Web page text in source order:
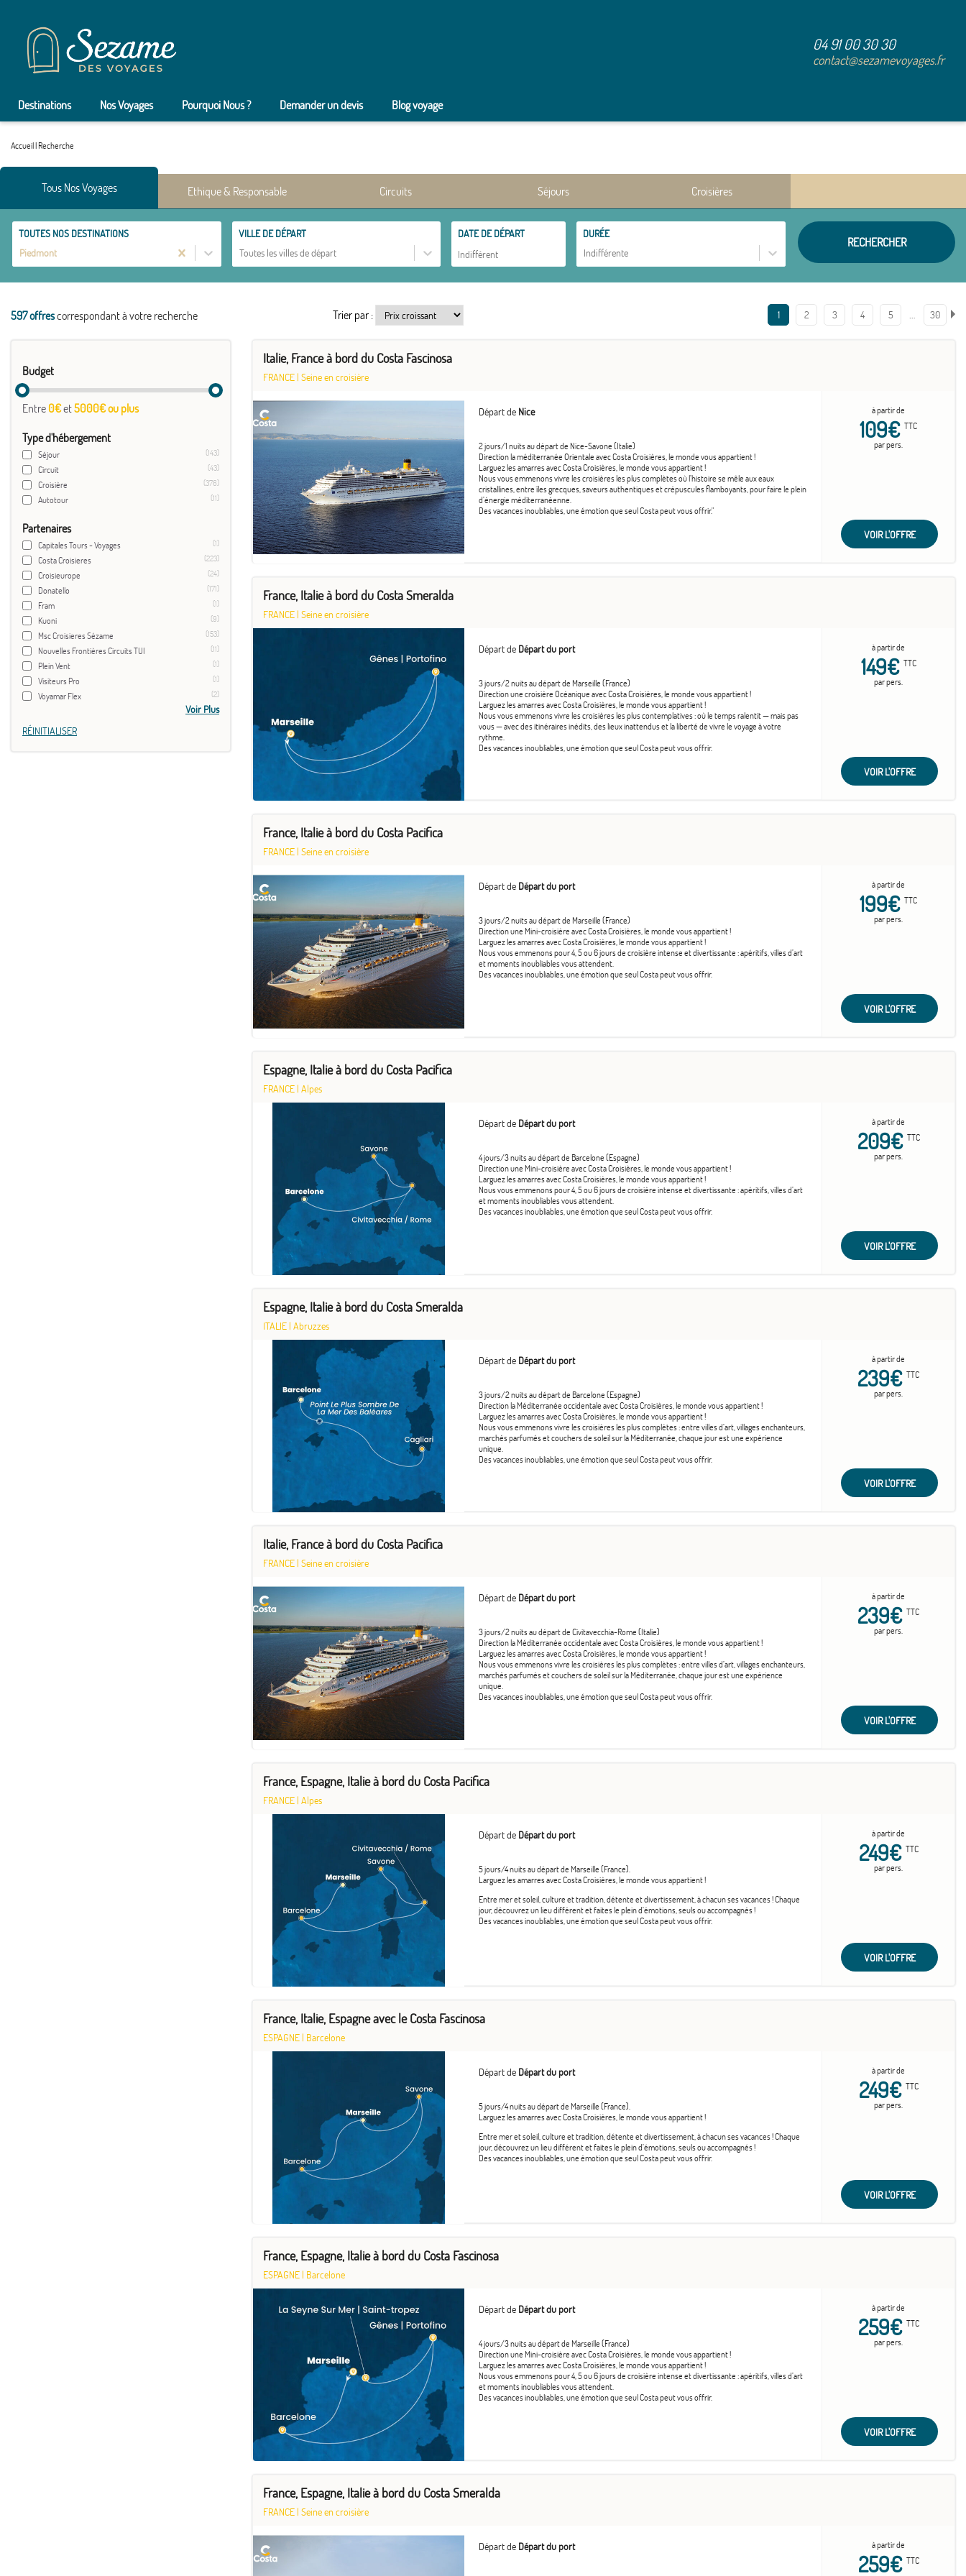
04 91 00 30 30
contact@sezamevoyages.fr
Destinations Nos Voyages Pourquoi Nous ? Demander un devis Blog voyage
Accueil| Recherche
Tous Nos Voyages Ethique & Responsable Circuits Séjours Croisières
TOUTES NOS DESTINATIONS
Piedmont
VILLE DE DÉPART
Toutes les villes de départ
DATE DE DÉPART
DURÉE
Indifférente
RECHERCHER
597 offrescorrespondant à votre recherche Trier par : 1 2 3 4 5 … 30
Budget
Entre 0€et5000€ ou plus
Type d'hébergement
Séjour (143)
Circuit (43)
Croisière (376)
Autotour (11)
Partenaires
Capitales Tours - Voyages (1)
Costa Croisieres (223)
Croisieurope (24)
Donatello (171)
Fram (1)
Kuoni (9)
Msc Croisieres Sézame (153)
Nouvelles Frontières Circuits TUI (11)
Plein Vent (1)
Visiteurs Pro (1)
Voyamar Flex (2)
Voir Plus
RÉINITIALISER
Italie, France à bord du Costa Fascinosa
FRANCE | Seine en croisière
Départ de Nice
2 jours/1 nuits au départ de Nice-Savone (Italie)
Direction la méditerranée Orientale avec Costa Croisières, le monde vous appartient !
Larguez les amarres avec Costa Croisières, le monde vous appartient !
Nous vous emmenons vivre les croisières les plus complètes où l’histoire se mêle aux eaux
cristallines, entre îles grecques, saveurs authentiques et crépuscules flamboyants, pour faire le plein
d’énergie méditerranéenne.
Des vacances inoubliables, une émotion que seul Costa peut vous offrir."
à partir de
109€ TTC
par pers.
VOIR L'OFFRE
France, Italie à bord du Costa Smeralda
FRANCE | Seine en croisière
Départ de Départ du port
3 jours/2 nuits au départ de Marseille (France)
Direction une croisière Océanique avec Costa Croisières, le monde vous appartient !
Larguez les amarres avec Costa Croisières, le monde vous appartient !
Nous vous emmenons vivre les croisières les plus contemplatives : où le temps ralentit — mais pas
vous — avec des itinéraires inédits, des lieux inattendus et la liberté de vivre le voyage à votre
rythme.
Des vacances inoubliables, une émotion que seul Costa peut vous offrir.
à partir de
149€ TTC
par pers.
VOIR L'OFFRE
France, Italie à bord du Costa Pacifica
FRANCE | Seine en croisière
Départ de Départ du port
3 jours/2 nuits au départ de Marseille (France)
Direction une Mini-croisière avec Costa Croisières, le monde vous appartient !
Larguez les amarres avec Costa Croisières, le monde vous appartient !
Nous vous emmenons pour 4, 5 ou 6 jours de croisière intense et divertissante : apéritifs, villes d’art
et moments inoubliables vous attendent.
Des vacances inoubliables, une émotion que seul Costa peut vous offrir.
à partir de
199€ TTC
par pers.
VOIR L'OFFRE
Espagne, Italie à bord du Costa Pacifica
FRANCE | Alpes
Départ de Départ du port
4 jours/3 nuits au départ de Barcelone (Espagne)
Direction une Mini-croisière avec Costa Croisières, le monde vous appartient !
Larguez les amarres avec Costa Croisières, le monde vous appartient !
Nous vous emmenons pour 4, 5 ou 6 jours de croisière intense et divertissante : apéritifs, villes d’art
et moments inoubliables vous attendent.
Des vacances inoubliables, une émotion que seul Costa peut vous offrir.
à partir de
209€ TTC
par pers.
VOIR L'OFFRE
Espagne, Italie à bord du Costa Smeralda
ITALIE | Abruzzes
Départ de Départ du port
3 jours/2 nuits au départ de Barcelone (Espagne)
Direction la Méditerranée occidentale avec Costa Croisières, le monde vous appartient !
Larguez les amarres avec Costa Croisières, le monde vous appartient !
Nous vous emmenons vivre les croisières les plus complètes : entre villes d’art, villages enchanteurs,
marchés parfumés et couchers de soleil sur la Méditerranée, chaque jour est une expérience
unique.
Des vacances inoubliables, une émotion que seul Costa peut vous offrir.
à partir de
239€ TTC
par pers.
VOIR L'OFFRE
Italie, France à bord du Costa Pacifica
FRANCE | Seine en croisière
Départ de Départ du port
3 jours/2 nuits au départ de Civitavecchia-Rome (Italie)
Direction la Méditerranée occidentale avec Costa Croisières, le monde vous appartient !
Larguez les amarres avec Costa Croisières, le monde vous appartient !
Nous vous emmenons vivre les croisières les plus complètes : entre villes d’art, villages enchanteurs,
marchés parfumés et couchers de soleil sur la Méditerranée, chaque jour est une expérience
unique.
Des vacances inoubliables, une émotion que seul Costa peut vous offrir.
à partir de
239€ TTC
par pers.
VOIR L'OFFRE
France, Espagne, Italie à bord du Costa Pacifica
FRANCE | Alpes
Départ de Départ du port
5 jours/4 nuits au départ de Marseille (France).
Larguez les amarres avec Costa Croisières, le monde vous appartient !
Entre mer et soleil, culture et tradition, détente et divertissement, à chacun ses vacances ! Chaque
jour, découvrez un lieu différent et faites le plein d’émotions, seuls ou accompagnés !
Des vacances inoubliables, une émotion que seul Costa peut vous offrir.
à partir de
249€ TTC
par pers.
VOIR L'OFFRE
France, Italie, Espagne avec le Costa Fascinosa
ESPAGNE | Barcelone
Départ de Départ du port
5 jours/4 nuits au départ de Marseille (France).
Larguez les amarres avec Costa Croisières, le monde vous appartient !
Entre mer et soleil, culture et tradition, détente et divertissement, à chacun ses vacances ! Chaque
jour, découvrez un lieu différent et faites le plein d’émotions, seuls ou accompagnés !
Des vacances inoubliables, une émotion que seul Costa peut vous offrir.
à partir de
249€ TTC
par pers.
VOIR L'OFFRE
France, Espagne, Italie à bord du Costa Fascinosa
ESPAGNE | Barcelone
Départ de Départ du port
4 jours/3 nuits au départ de Marseille (France)
Direction une Mini-croisière avec Costa Croisières, le monde vous appartient !
Larguez les amarres avec Costa Croisières, le monde vous appartient !
Nous vous emmenons pour 4, 5 ou 6 jours de croisière intense et divertissante : apéritifs, villes d’art
et moments inoubliables vous attendent.
Des vacances inoubliables, une émotion que seul Costa peut vous offrir.
à partir de
259€ TTC
par pers.
VOIR L'OFFRE
France, Espagne, Italie à bord du Costa Smeralda
FRANCE | Seine en croisière
Départ de Départ du port à partir de
259€ TTC